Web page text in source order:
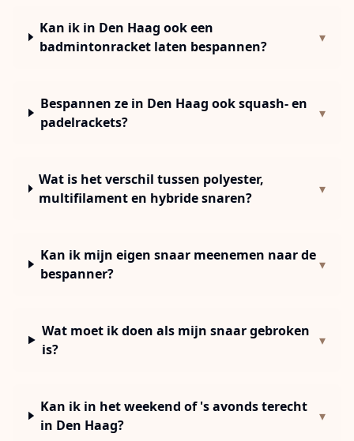
Kan ik in Den Haag ook een
badmintonracket laten bespannen?
▾
Bespannen ze in Den Haag ook squash- en
padelrackets?
▾
Wat is het verschil tussen polyester,
multifilament en hybride snaren?
▾
Kan ik mijn eigen snaar meenemen naar de
bespanner?
▾
Wat moet ik doen als mijn snaar gebroken
is?
▾
Kan ik in het weekend of 's avonds terecht
in Den Haag?
▾